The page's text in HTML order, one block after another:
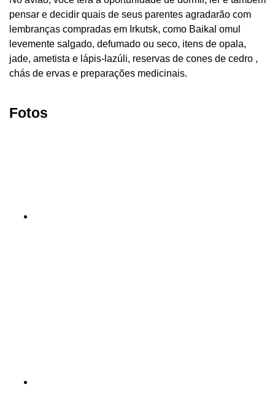
pensar e decidir quais de seus parentes agradarão com
lembranças compradas em Irkutsk, como Baikal omul
levemente salgado, defumado ou seco, itens de opala,
jade, ametista e lápis-lazúli, reservas de cones de cedro ,
chás de ervas e preparações medicinais.
Fotos